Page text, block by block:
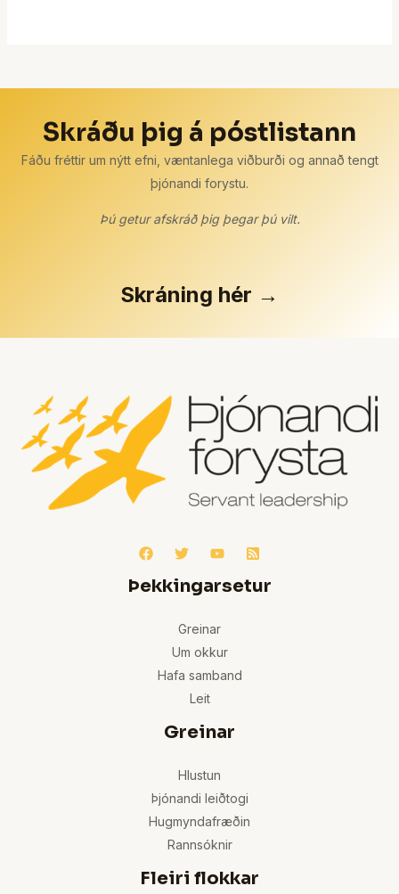
Skráðu þig á póstlistann
Fáðu fréttir um nýtt efni, væntanlega viðburði og annað tengt
þjónandi forystu.
Þú getur afskráð þig þegar þú vilt.
Skráning hér →
Þekkingarsetur
Greinar
Um okkur
Hafa samband
Leit
Greinar
Hlustun
Þjónandi leiðtogi
Hugmyndafræðin
Rannsóknir
Fleiri flokkar